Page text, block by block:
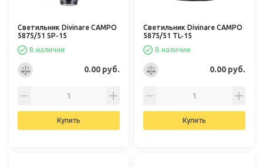
Светильник Divinare CAMPO
5875/51 SP-15
В наличии
0.00 руб.
Купить
Светильник Divinare CAMPO
5875/51 TL-15
В наличии
0.00 руб.
Купить